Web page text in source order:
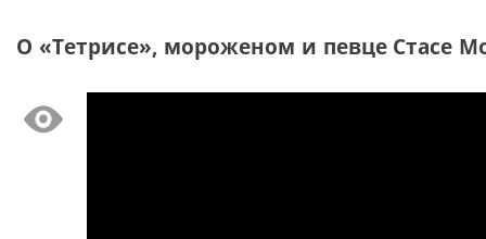
О «Тетрисе», мороженом и певце Стасе